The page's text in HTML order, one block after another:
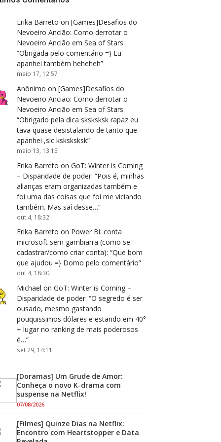
Erika Barreto on [Games]Desafios do
Nevoeiro Ancião: Como derrotar o
Nevoeiro Ancião em Sea of Stars:
“Obrigada pelo comentário =} Eu
apanhei também heheheh”
maio 17, 12:57
Anônimo on [Games]Desafios do
Nevoeiro Ancião: Como derrotar o
Nevoeiro Ancião em Sea of Stars:
“Obrigado pela dica sksksksk rapaz eu
tava quase desistalando de tanto que
apanhei ,slc ksksksksk”
maio 13, 13:15
Erika Barreto on GoT: Winter is Coming
– Disparidade de poder: “Pois é, minhas
alianças eram organizadas também e
foi uma das coisas que foi me viciando
também. Mas saí desse…”
out 4, 18:32
Erika Barreto on Power Bi: conta
microsoft sem gambiarra (como se
cadastrar/como criar conta): “Que bom
que ajudou =} Domo pelo comentário”
out 4, 18:30
Michael on GoT: Winter is Coming –
Disparidade de poder: “O segredo é ser
ousado, mesmo gastando
pouquissimos dólares e estando em 40°
+ lugar no ranking de mais poderosos
é…”
set 29, 14:11
[Doramas] Um Grude de Amor:
Conheça o novo K-drama com
suspense na Netflix!
07/08/2026
[Filmes] Quinze Dias na Netflix:
Encontro com Heartstopper e Data